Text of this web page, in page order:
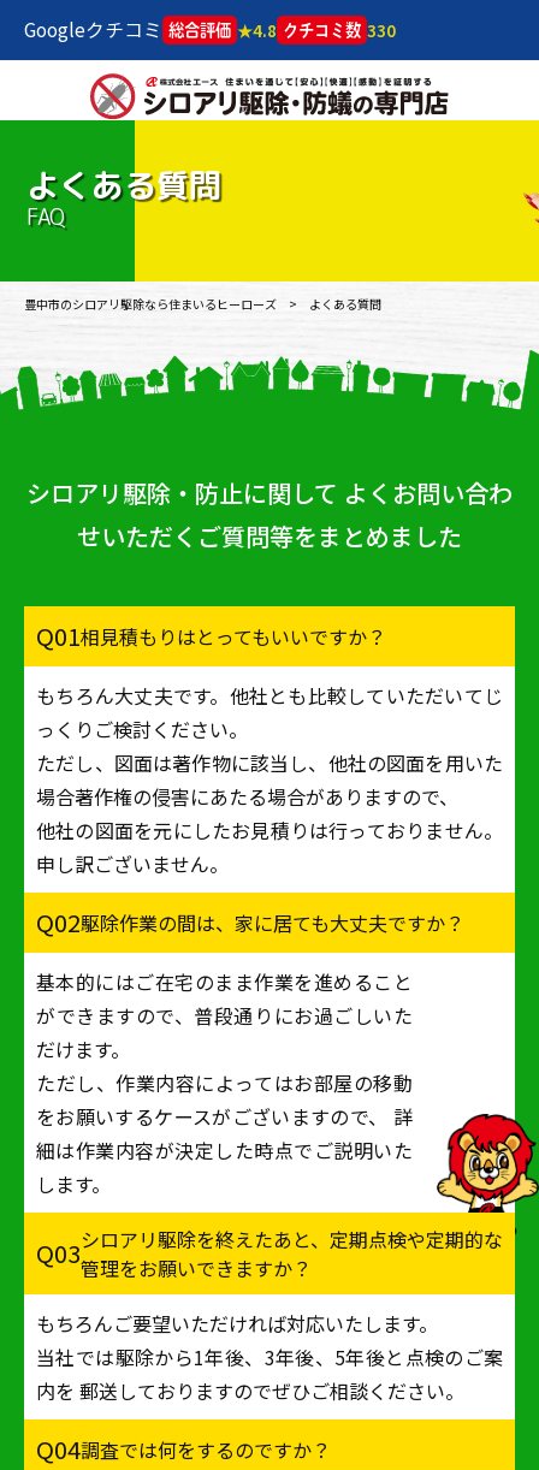
Googleクチコミ 総合評価 ★4.8 クチコミ数 330
よくある質問
FAQ
豊中市のシロアリ駆除なら住まいるヒーローズ よくある質問
シロアリ駆除・防止に関して よくお問い合わ
せいただくご質問等をまとめました
Q01相見積もりはとってもいいですか？
もちろん大丈夫です。他社とも比較していただいてじ
っくりご検討ください。
ただし、図面は著作物に該当し、他社の図面を用いた
場合著作権の侵害にあたる場合がありますので、
他社の図面を元にしたお見積りは行っておりません。
申し訳ございません。
Q02駆除作業の間は、家に居ても大丈夫ですか？
基本的にはご在宅のまま作業を進めること
ができますので、普段通りにお過ごしいた
だけます。
ただし、作業内容によってはお部屋の移動
をお願いするケースがございますので、
詳
細は作業内容が決定した時点でご説明いた
します。
Q03シロアリ駆除を終えたあと、定期点検や定期的な
管理をお願いできますか？
もちろんご要望いただければ対応いたします。
当社では駆除から1年後、3年後、5年後と点検のご案
内を 郵送しておりますのでぜひご相談ください。
Q04調査では何をするのですか？